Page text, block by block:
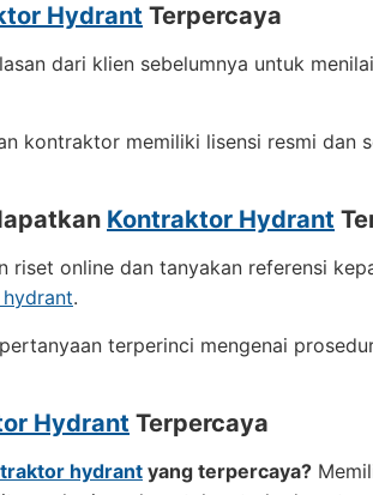
Hydrant Terpercaya
dari klien sebelumnya untuk
kontraktor memiliki lisensi resmi
Kontraktor Hydrant
riset online dan tanyakan referensi
.
terperinci mengenai
Hydrant Terpercaya
hydrant yang terpercaya?